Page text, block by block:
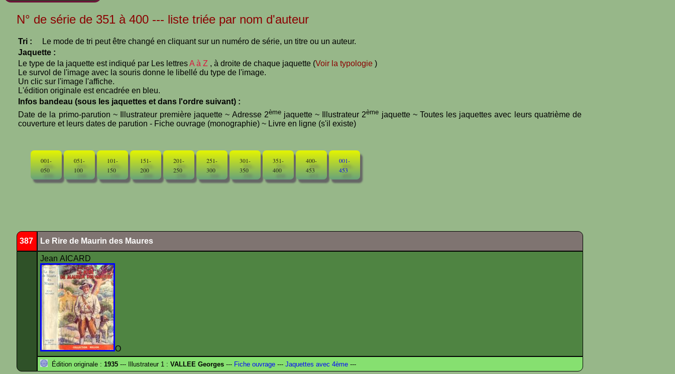
N° de série de 351 à 400 --- liste triée par nom d'auteur
Tri :
Le mode de tri peut être changé en cliquant sur un numéro de série, un titre ou un auteur.
Jaquette :
Le type de la jaquette est indiqué par Les lettresA à Z , à droite de chaque jaquette (Voir la typologie )
Le survol de l'image avec la souris donne le libellé du type de l'image.
Un clic sur l'image l'affiche.
L'édition originale est encadrée en bleu.
Infos bandeau (sous les jaquettes et dans l'ordre suivant) :
Date de la primo-parution ~ Illustrateur première jaquette ~ Adresse 2èmejaquette ~ Illustrateur 2ème jaquette ~ Toutes les jaquettes avec leurs quatrième de
couverture et leurs dates de parution - Fiche ouvrage (monographie) ~ Livre en ligne (s'il existe)
001-
050
051-
100
101-
150
151-
200
201-
250
251-
300
301-
350
351-
400
400-
453
001-
453
387 Le Rire de Maurin des Maures
Jean AICARD
O
Édition originale : 1935 --- Illustrateur 1 : VALLEE Georges --- Fiche ouvrage --- Jaquettes avec 4ème ---